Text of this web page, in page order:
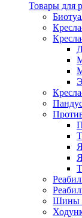
Товары для
Шины